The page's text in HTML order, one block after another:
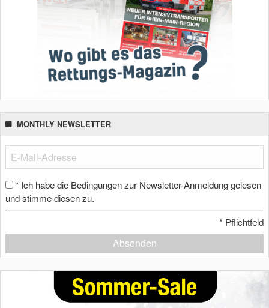
MONTHLY NEWSLETTER
* Ich habe die Bedingungen zur Newsletter-Anmeldung gelesen
und stimme diesen zu.
* Pflichtfeld
Absenden